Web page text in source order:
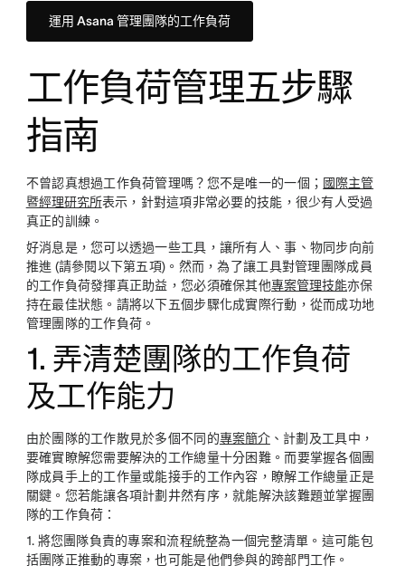
運用 Asana 管理團隊的工作負荷
工作負荷管理五步驟
指南
不曾認真想過工作負荷管理嗎？您不是唯一的一個； 國際主管
暨經理研究所表示，針對這項非常必要的技能，很少有人受過
真正的訓練。
好消息是，您可以透過一些工具，讓所有人、事、物同步向前
推進 (請參閱以下第五項)。然而，為了讓工具對管理團隊成員
的工作負荷發揮真正助益，您必須確保其他專案管理技能亦保
持在最佳狀態。請將以下五個步驟化成實際行動，從而成功地
管理團隊的工作負荷。
1. 弄清楚團隊的工作負荷
及工作能力
由於團隊的工作散見於多個不同的專案簡介、計劃及工具中，
要確實瞭解您需要解決的工作總量十分困難。而要掌握各個團
隊成員手上的工作量或能接手的工作內容，瞭解工作總量正是
關鍵。您若能讓各項計劃井然有序，就能解決該難題並掌握團
隊的工作負荷：
1. 將您團隊負責的專案和流程統整為一個完整清單 。這可能包
括團隊正推動的專案，也可能是他們參與的跨部門工作。